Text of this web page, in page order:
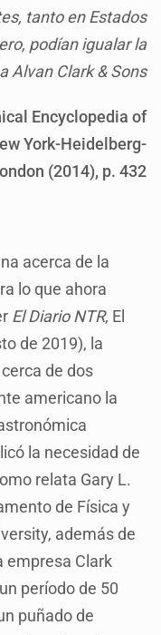
tanto en Estados
podían igualar la
Alvan Clark & Sons
Encyclopedia of
York-Heidelberg-
(2014), p. 432
acerca de la
lo que ahora
El Diario NTR, El
de 2019), la
de dos
americano la
la necesidad de
relata Gary L.
de Física y
además de
empresa Clark
período de 50
puñado de